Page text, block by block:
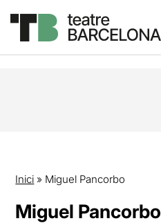
Inici » Miguel Pancorbo
Miguel Pancorbo